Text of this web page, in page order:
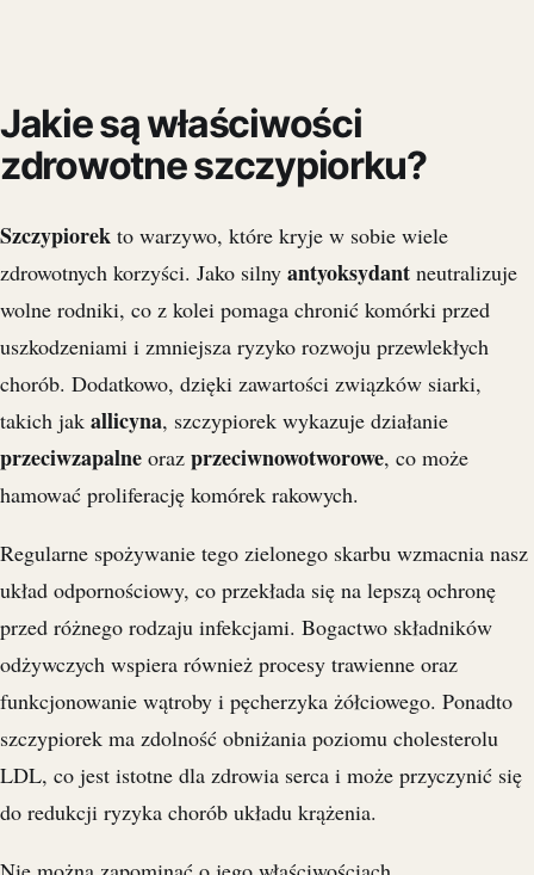
Jakie są właściwości
zdrowotne szczypiorku?
Szczypiorek to warzywo, które kryje w sobie wiele
zdrowotnych korzyści. Jako silny antyoksydant neutralizuje
wolne rodniki, co z kolei pomaga chronić komórki przed
uszkodzeniami i zmniejsza ryzyko rozwoju przewlekłych
chorób. Dodatkowo, dzięki zawartości związków siarki,
takich jak allicyna, szczypiorek wykazuje działanie
przeciwzapalne oraz przeciwnowotworowe, co może
hamować proliferację komórek rakowych.
Regularne spożywanie tego zielonego skarbu wzmacnia nasz
układ odpornościowy, co przekłada się na lepszą ochronę
przed różnego rodzaju infekcjami. Bogactwo składników
odżywczych wspiera również procesy trawienne oraz
funkcjonowanie wątroby i pęcherzyka żółciowego. Ponadto
szczypiorek ma zdolność obniżania poziomu cholesterolu
LDL, co jest istotne dla zdrowia serca i może przyczynić się
do redukcji ryzyka chorób układu krążenia.